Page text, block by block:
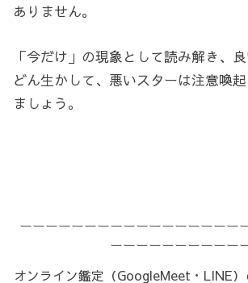
ありません。
「今だけ」の現象として読み解き、
どん生かして、悪いスターは注意喚
ましょう。
ーーーーーーーーーーーーーーーーー
ーーーーーーーーーー
オンライン鑑定（GoogleMeet・LINE